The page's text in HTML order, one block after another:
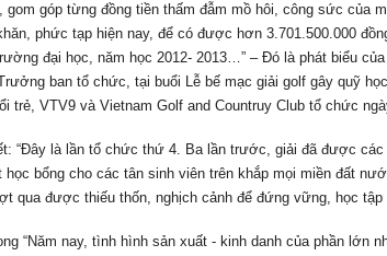
góp từng đồng tiền thấm đẫm mồ hôi, công sức của
phức tạp hiện nay, để có được hơn 3.701.500.000
đại học, năm học 2012- 2013…” – Đó là phát biểu
ban tổ chức, tại buổi Lễ bế mạc giải golf gây quỹ
trẻ, VTV9 và Vietnam Golf and Countruy Club tổ chức
“Đây là lần tổ chức thứ 4. Ba lần trước, giải đã được
học bổng cho các tân sinh viên trên khắp mọi miền đất
qua được thiếu thốn, nghịch cảnh để đứng vững, học tập
“Năm nay, tình hình sản xuất - kinh danh của phần lớn